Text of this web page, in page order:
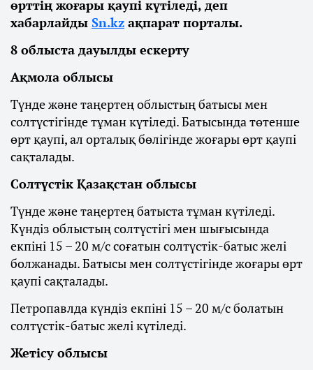
өрттің жоғары қаупі күтіледі, деп
хабарлайды Sn.kz ақпарат порталы.
8 облыста дауылды ескерту
Ақмола облысы
Түнде және таңертең облыстың батысы мен
солтүстігінде тұман күтіледі. Батысында төтенше
өрт қаупі, ал орталық бөлігінде жоғары өрт қаупі
сақталады.
Солтүстік Қазақстан облысы
Түнде және таңертең батыста тұман күтіледі.
Күндіз облыстың солтүстігі мен шығысында
екпіні 15 – 20 м/с соғатын солтүстік-батыс желі
болжанады. Батысы мен солтүстігінде жоғары өрт
қаупі сақталады.
Петропавлда күндіз екпіні 15 – 20 м/с болатын
солтүстік-батыс желі күтіледі.
Жетісу облысы